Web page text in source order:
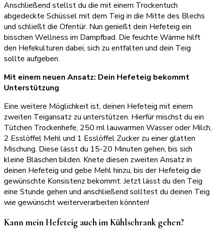
Anschließend stellst du die mit einem Trockentuch
abgedeckte Schüssel mit dem Teig in die Mitte des Blechs
und schließt die Ofentür. Nun genießt dein Hefeteig ein
bisschen Wellness im Dampfbad. Die feuchte Wärme hilft
den Hefekulturen dabei, sich zu entfalten und dein Teig
sollte aufgeben.
Mit einem neuen Ansatz: Dein Hefeteig bekommt
Unterstützung
Eine weitere Möglichkeit ist, deinen Hefeteig mit einem
zweiten Teigansatz zu unterstützen. Hierfür mischst du ein
Tütchen Trockenhefe, 250 ml lauwarmen Wasser oder Milch,
2 Esslöffel Mehl und 1 Esslöffel Zucker zu einer glatten
Mischung. Diese lässt du 15-20 Minuten gehen, bis sich
kleine Bläschen bilden. Knete diesen zweiten Ansatz in
deinen Hefeteig und gebe Mehl hinzu, bis der Hefeteig die
gewünschte Konsistenz bekommt. Jetzt lässt du den Teig
eine Stunde gehen und anschließend solltest du deinen Teig
wie gewünscht weiterverarbeiten könnten!
Kann mein Hefeteig auch im Kühlschrank gehen?